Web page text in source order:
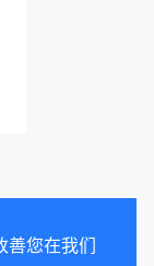
您在我们